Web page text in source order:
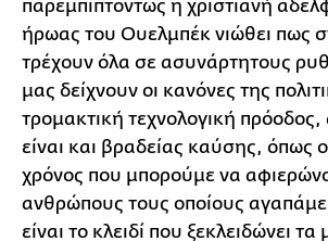
παρεμπιπτόντως η χριστιανή
ήρωας του Ουελμπέκ νιώθει πως
τρέχουν όλα σε ασυνάρτητους
μας δείχνουν οι κανόνες της
τρομακτική τεχνολογική πρόοδος,
είναι και βραδείας καύσης, όπως
χρόνος που μπορούμε να
ανθρώπους τους οποίους
είναι το κλειδί που ξεκλειδώνει